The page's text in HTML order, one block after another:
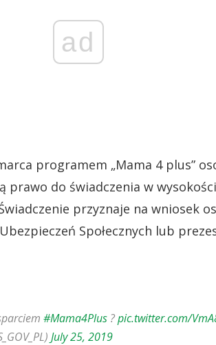
ad
programem „Mama 4 plus”
prawo do świadczenia w
przyznaje na wniosek
Społecznych lub
#Mama4Plus?pic.twitter.com/
July 25, 2019